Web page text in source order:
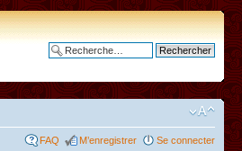
FAQ M’enregistrer Se connecter